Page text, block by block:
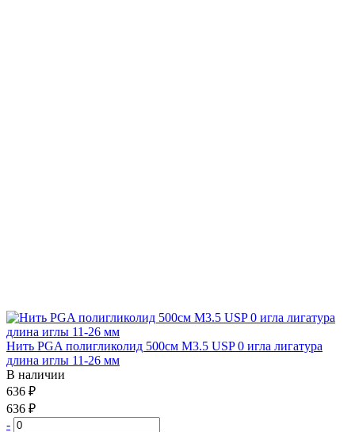
Нить PGA полигликолид 500см М3.5 USP 0 игла лигатура
длина иглы 11-26 мм
В наличии
636 ₽
636 ₽
-